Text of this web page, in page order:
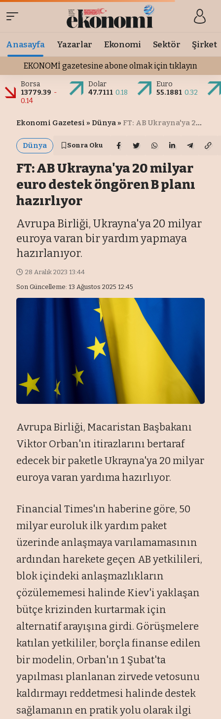
Anasayfa Yazarlar Ekonomi Sektör Şirket
EKONOMİ gazetesine abone olmak için tıklayın
Borsa
13779.39 -
0.14
Dolar
47.7111 0.18
Euro
55.1881 0.32
Ekonomi Gazetesi » Dünya » FT: AB Ukrayna'ya 20 milyar euro destek öngören B planı hazırlıyor
Dünya Sonra Oku
FT: AB Ukrayna'ya 20 milyar
euro destek öngören B planı
hazırlıyor
Avrupa Birliği, Ukrayna'ya 20 milyar
euroya varan bir yardım yapmaya
hazırlanıyor.
Son Güncelleme: 13 Ağustos 2025 12:45
28 Aralık 2023 13:44
Avrupa Birliği, Macaristan Başbakanı
Viktor Orban'ın itirazlarını bertaraf
edecek bir paketle Ukrayna'ya 20 milyar
euroya varan yardıma hazırlıyor.
Financial Times'ın haberine göre, 50
milyar euroluk ilk yardım paket
üzerinde anlaşmaya varılamamasının
ardından harekete geçen AB yetkilileri,
blok içindeki anlaşmazlıkların
çözülememesi halinde Kiev'i yaklaşan
bütçe krizinden kurtarmak için
alternatif arayışına girdi. Görüşmelere
katılan yetkililer, borçla finanse edilen
bir modelin, Orban'ın 1 Şubat'ta
yapılması planlanan zirvede vetosunu
kaldırmayı reddetmesi halinde destek
sağlamanın en pratik yolu olarak ilgi